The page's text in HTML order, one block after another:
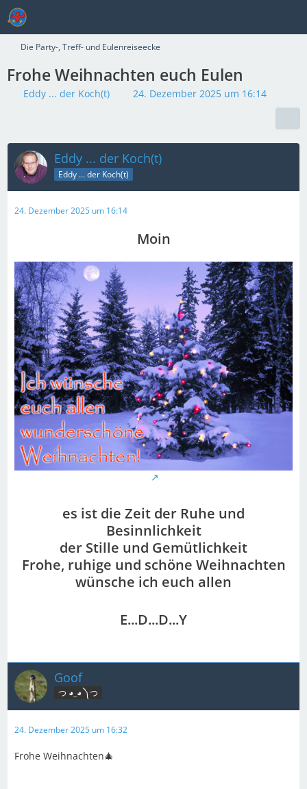
Die Party-, Treff- und Eulenreiseecke
Frohe Weihnachten euch Eulen
Eddy ... der Koch(t) 24. Dezember 2025 um 16:14
Eddy ... der Koch(t)
Eddy ... der Koch(t)
24. Dezember 2025 um 16:14
Moin
es ist die Zeit der Ruhe und
Besinnlichkeit
der Stille und Gemütlichkeit
Frohe, ruhige und schöne Weihnachten
wünsche ich euch allen
E...D...D...Y
Goof
つ ◕_◕ ༽つ
24. Dezember 2025 um 16:32
Frohe Weihnachten🎄